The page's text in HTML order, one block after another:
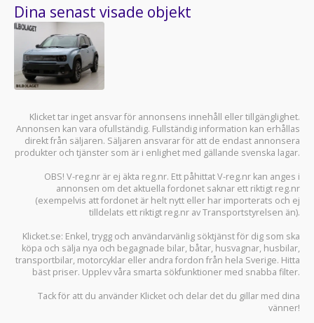
Dina senast visade objekt
Klicket tar inget ansvar för annonsens innehåll eller tillgänglighet.
Annonsen kan vara ofullständig. Fullständig information kan erhållas
direkt från säljaren. Säljaren ansvarar för att de endast annonsera
produkter och tjänster som är i enlighet med gällande svenska lagar.
OBS! V-reg.nr är ej äkta reg.nr. Ett påhittat V-reg.nr kan anges i
annonsen om det aktuella fordonet saknar ett riktigt reg.nr
(exempelvis att fordonet är helt nytt eller har importerats och ej
tilldelats ett riktigt reg.nr av Transportstyrelsen än).
Klicket.se: Enkel, trygg och användarvänlig söktjänst för dig som ska
köpa och sälja nya och begagnade bilar, båtar, husvagnar, husbilar,
transportbilar, motorcyklar eller andra fordon från hela Sverige. Hitta
bäst priser. Upplev våra smarta sökfunktioner med snabba filter.
Tack för att du använder Klicket och delar det du gillar med dina
vänner!